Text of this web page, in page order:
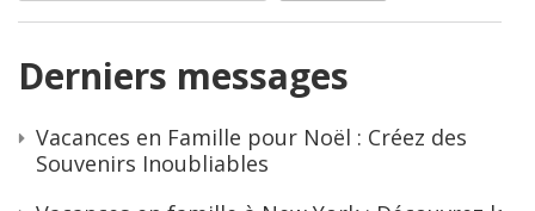
Derniers messages
Vacances en Famille pour Noël : Créez des
Souvenirs Inoubliables